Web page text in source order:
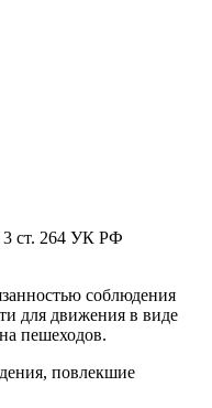
3 ст. 264 УК РФ
соблюдения
для движения в виде
пешеходов.
повлекшие